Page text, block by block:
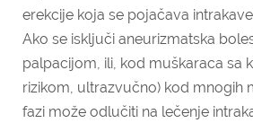
erekcije koja se pojačava
Ako se isključi aneurizmatska
palpacijom, ili, kod muškaraca sa
rizikom, ultrazvučno) kod mnogih
fazi može odlučiti na lečenje